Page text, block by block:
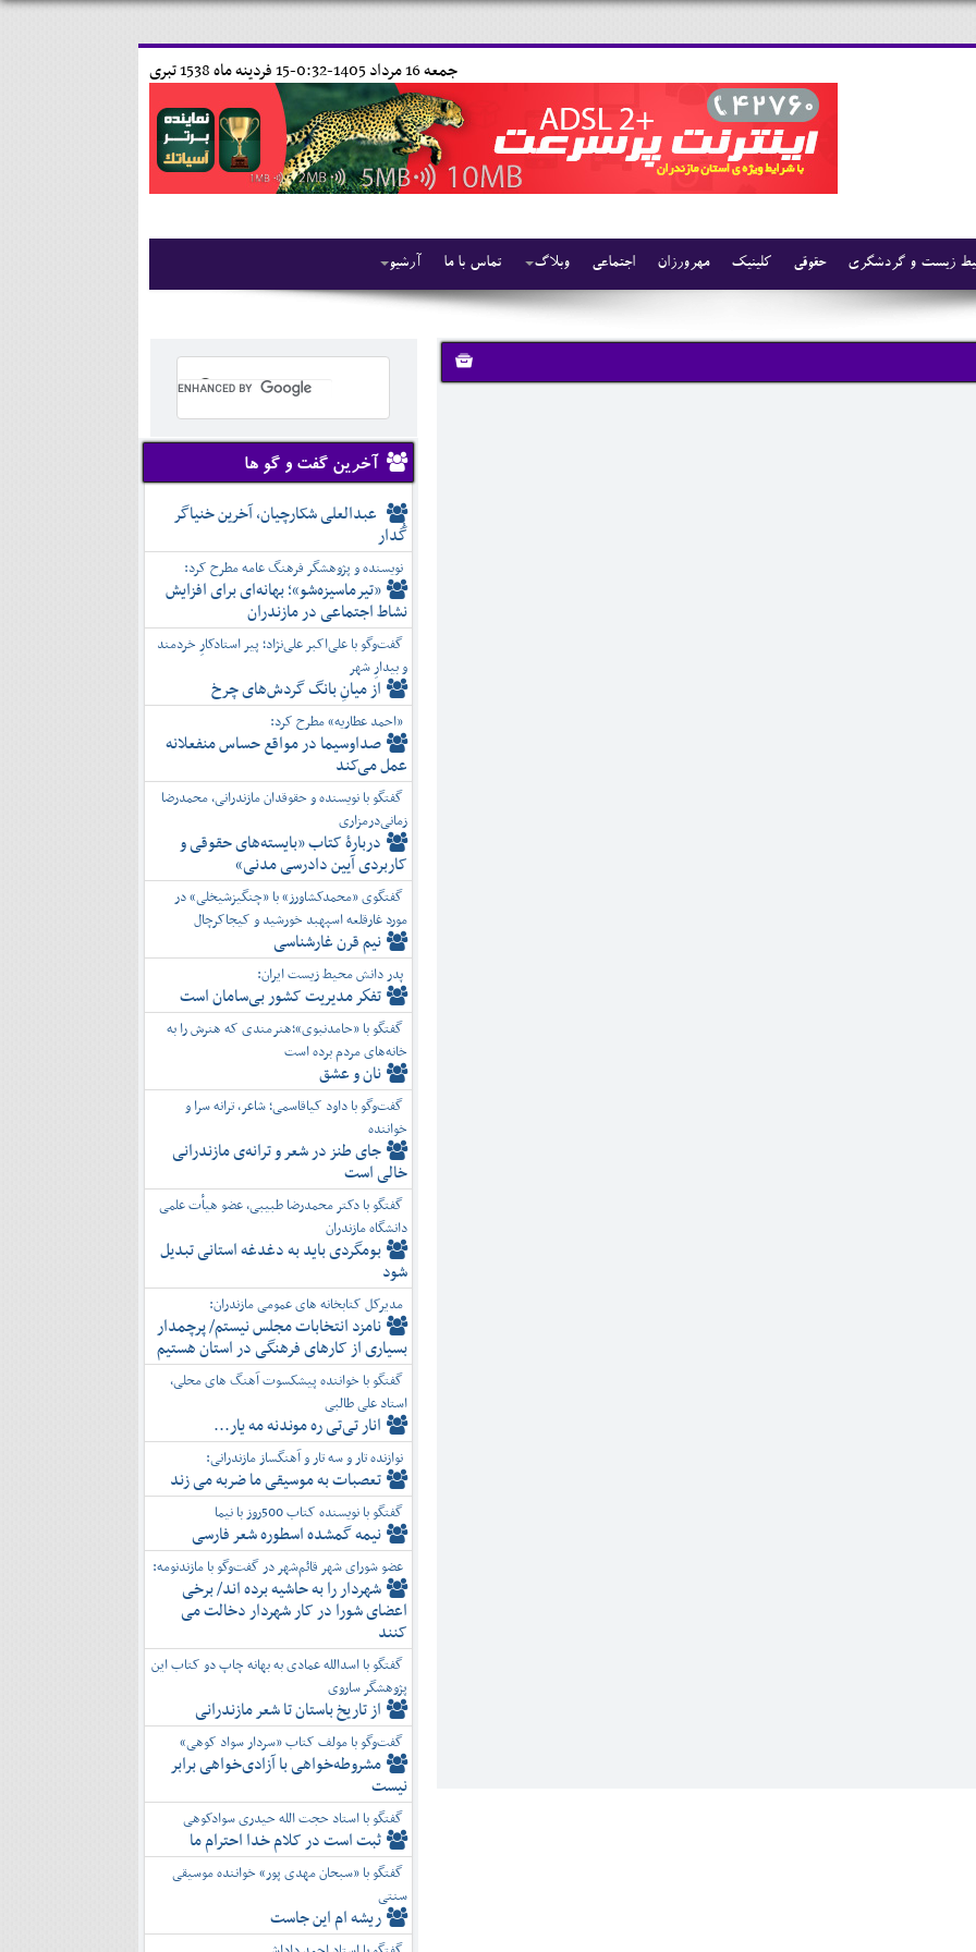
15 فردينه ماه 1538 تبری جمعه 16 مرداد 1405-0:32-
آرشیو تماس با ما وبلاگ اجتماعی مهرورزان کلینیک حقوقی زیست و گردشگری
آخرین گفت و گو ها
عبدالعلی شکارچیان، آخرین خنیاگر
گُدار
نویسنده و پژوهشگر فرهنگ عامه مطرح کرد:
«تیرماسیزه‌شو»؛ بهانه‌ای برای افزایش
نشاط اجتماعی در مازندران
گفت‌وگو با علی‌اکبر علی‌نژاد؛ پیر استادکارِ خردمند
و بیدارِ شهر
از میانِ بانگ گردش‌های چرخ
«احمد عطاریه» مطرح کرد:
صداوسیما در مواقع حساس منفعلانه
عمل می‌کند
گفتگو با نویسنده و حقوقدان مازندرانی، محمدرضا
زمانی‌درمزاری
دربارۀ کتاب ”بایسته‌های حقوقی و
کاربردی آیین دادرسی مدنی»
گفتگوی «محمدکشاورز» با «چنگیزشیخلی» در
مورد غارقلعه اسپهبد خورشید و کیجاکرچال
نیم قرن غارشناسی
پدر دانش محیط زیست ایران:
تفكر مديريت کشور بی‌سامان است
گفتگو با «حامدنبوی»؛هنرمندی که هنرش را به
خانه‌های مردم برده است
نان و عشق
گفت‌وگو با داود کیاقاسمی؛ شاعر، ترانه سرا و
خواننده
جای طنز در شعر و ترانه‌ی مازندرانی
خالی است
گفتگو با دکتر محمدرضا طبیبی، عضو هیأت علمی
دانشگاه مازندران
بومگردی باید به دغدغه استانی تبدیل
شود
مدیرکل کتابخانه های عمومی مازندران:
نامزد انتخابات مجلس نیستم/ پرچمدار
بسیاری از کارهای فرهنگی در استان هستیم
گفتگو با خواننده پیشکسوت آهنگ های محلی،
استاد علی طالبی
انار تی‌تی ره موندنه مه یار...
نوازنده تار و سه تار و آهنگساز مازندرانی:
تعصبات به موسیقی ما ضربه می زند
گفتگو با نویسنده کتاب 500روز با نیما
نیمه گمشده اسطوره شعر فارسی
عضو شورای شهر قائم‌شهر در گفت‌و‌گو با مازندنومه:
شهردار را به حاشیه برده اند/ برخی
اعضای شورا در کار شهردار دخالت می
کنند
گفتگو با اسدالله عمادی به بهانه چاپ دو کتاب این
پژوهشگر ساروی
از تاریخ باستان تا شعر مازندرانی
گفت‌وگو با مولف کتاب «سردار سواد کوهی»
مشروطه‌خواهی با آزادی‌خواهی برابر
نیست
گفتگو با استاد حجت الله حیدری سوادکوهی
ثبت است در کلام خدا احترام ما
گفتگو با «سبحان مهدی پور» خواننده موسیقی
سنتی
ریشه ام این جاست